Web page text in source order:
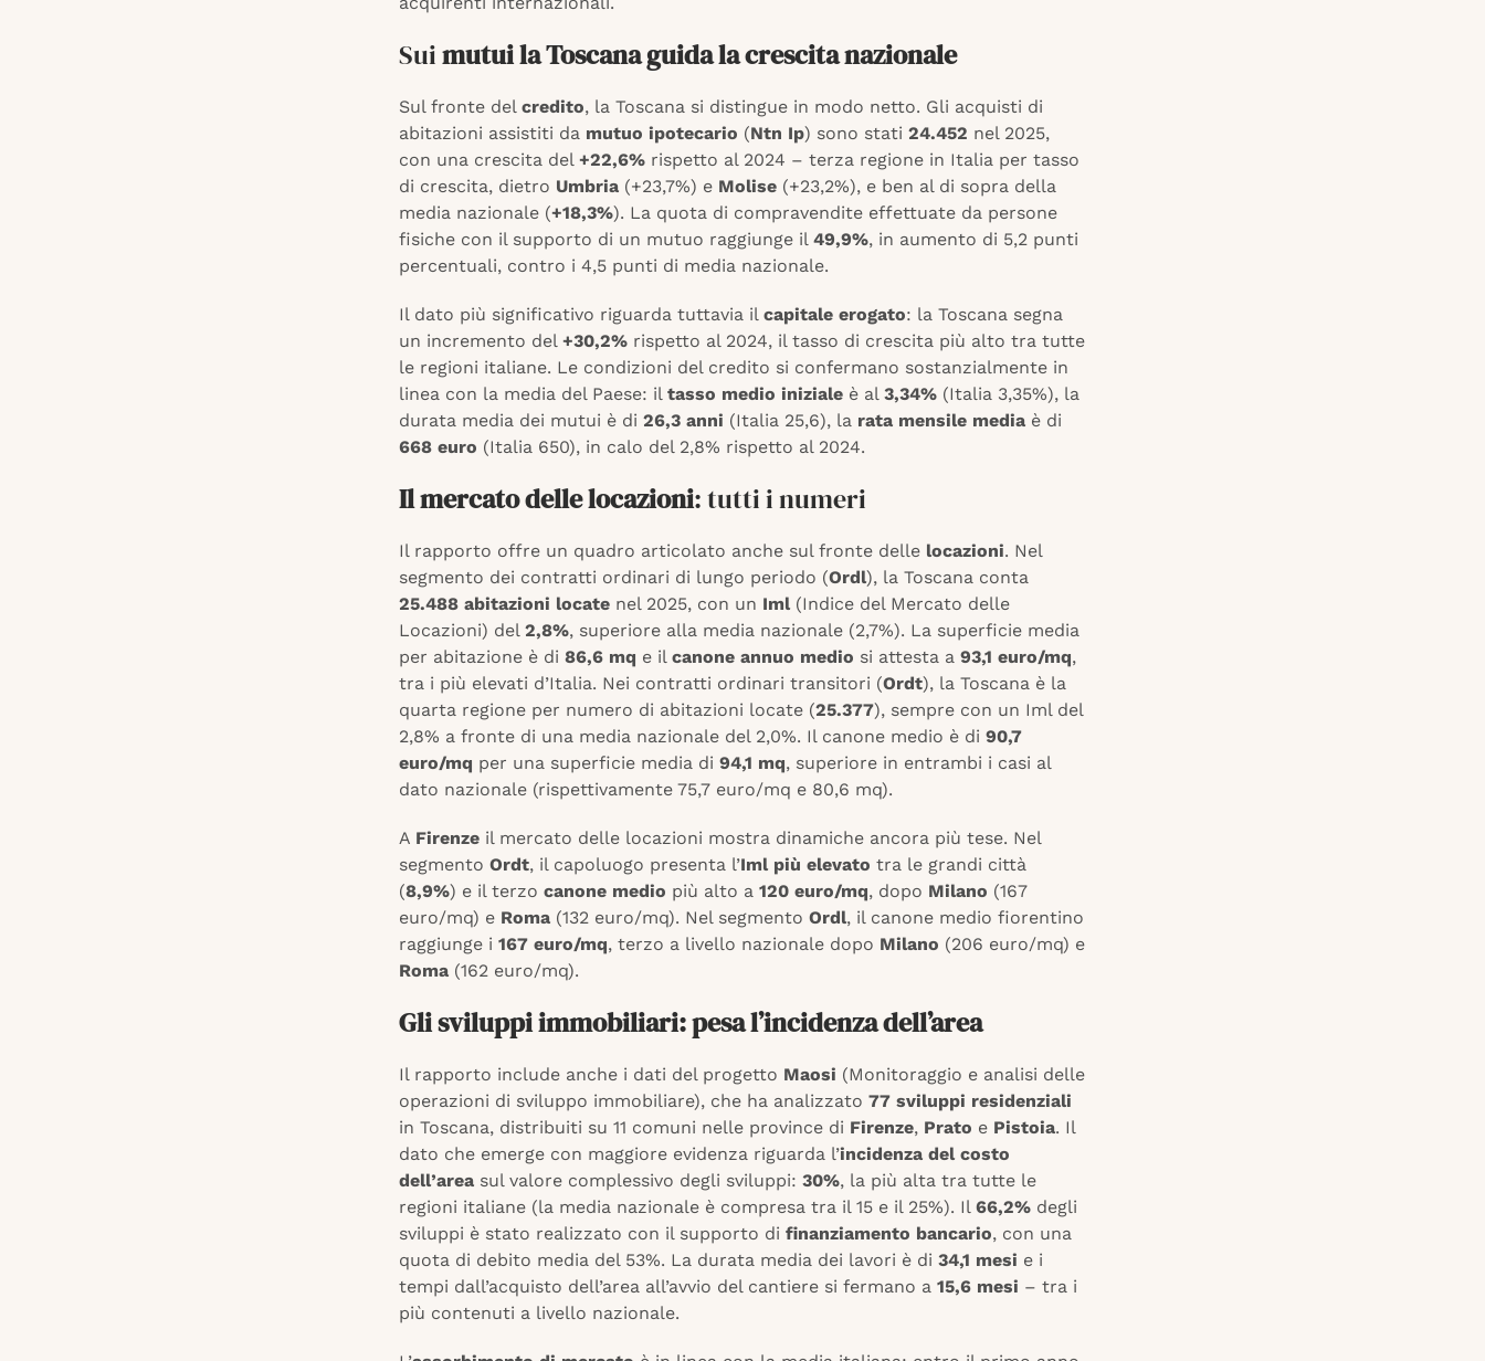
Suimutui la Toscana guida la crescita nazionale
Sul fronte del credito, la Toscana si distingue in modo netto. Gli acquisti di
abitazioni assistiti da mutuo ipotecario (Ntn Ip) sono stati 24.452 nel 2025,
con una crescita del +22,6% rispetto al 2024 – terza regione in Italia per tasso
di crescita, dietro Umbria (+23,7%) e Molise (+23,2%), e ben al di sopra della
media nazionale (+18,3%). La quota di compravendite effettuate da persone
fisiche con il supporto di un mutuo raggiunge il 49,9%, in aumento di 5,2 punti
percentuali, contro i 4,5 punti di media nazionale.
Il dato più significativo riguarda tuttavia il capitale erogato: la Toscana segna
un incremento del +30,2% rispetto al 2024, il tasso di crescita più alto tra tutte
le regioni italiane. Le condizioni del credito si confermano sostanzialmente in
linea con la media del Paese: il tasso medio iniziale è al 3,34% (Italia 3,35%), la
durata media dei mutui è di 26,3 anni (Italia 25,6), la rata mensile media è di
668 euro (Italia 650), in calo del 2,8% rispetto al 2024.
Il mercato delle locazioni: tutti i numeri
Il rapporto offre un quadro articolato anche sul fronte delle locazioni. Nel
segmento dei contratti ordinari di lungo periodo (Ordl), la Toscana conta
25.488 abitazioni locate nel 2025, con un Iml(Indice del Mercato delle
Locazioni) del 2,8%, superiore alla media nazionale (2,7%). La superficie media
per abitazione è di 86,6 mq e il canone annuo medio si attesta a 93,1 euro/mq,
tra i più elevati d’Italia. Nei contratti ordinari transitori (Ordt), la Toscana è la
quarta regione per numero di abitazioni locate (25.377), sempre con un Iml del
2,8% a fronte di una media nazionale del 2,0%. Il canone medio è di 90,7
euro/mq per una superficie media di 94,1 mq, superiore in entrambi i casi al
dato nazionale (rispettivamente 75,7 euro/mq e 80,6 mq).
A Firenze il mercato delle locazioni mostra dinamiche ancora più tese. Nel
segmento Ordt, il capoluogo presenta l’Iml più elevato tra le grandi città
(8,9%) e il terzo canone medio più alto a 120 euro/mq, dopo Milano (167
euro/mq) e Roma (132 euro/mq). Nel segmento Ordl, il canone medio fiorentino
raggiunge i 167 euro/mq, terzo a livello nazionale dopo Milano (206 euro/mq) e
Roma (162 euro/mq).
Gli sviluppi immobiliari: pesa l’incidenza dell’area
Il rapporto include anche i dati del progetto Maosi (Monitoraggio e analisi delle
operazioni di sviluppo immobiliare), che ha analizzato 77 sviluppi residenziali
in Toscana, distribuiti su 11 comuni nelle province di Firenze, Prato e Pistoia. Il
dato che emerge con maggiore evidenza riguarda l’incidenza del costo
dell’area sul valore complessivo degli sviluppi: 30%, la più alta tra tutte le
regioni italiane (la media nazionale è compresa tra il 15 e il 25%). Il 66,2% degli
sviluppi è stato realizzato con il supporto di finanziamento bancario, con una
quota di debito media del 53%. La durata media dei lavori è di 34,1 mesi e i
tempi dall’acquisto dell’area all’avvio del cantiere si fermano a 15,6 mesi – tra i
più contenuti a livello nazionale.